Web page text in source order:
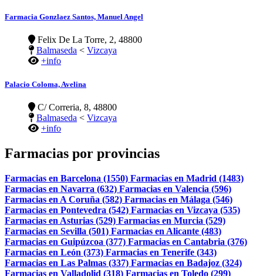
Farmacia Gonzlaez Santos, Manuel Angel
Felix De La Torre, 2, 48800
Balmaseda < Vizcaya
+info
Palacio Coloma, Avelina
C/ Correria, 8, 48800
Balmaseda < Vizcaya
+info
Farmacias por provincias
Farmacias en Barcelona (1550) Farmacias en Madrid (1483)
Farmacias en Navarra (632) Farmacias en Valencia (596)
Farmacias en A Coruña (582) Farmacias en Málaga (546)
Farmacias en Pontevedra (542) Farmacias en Vizcaya (535)
Farmacias en Asturias (529) Farmacias en Murcia (529)
Farmacias en Sevilla (501) Farmacias en Alicante (483)
Farmacias en Guipúzcoa (377) Farmacias en Cantabria (376)
Farmacias en León (373) Farmacias en Tenerife (343)
Farmacias en Las Palmas (337) Farmacias en Badajoz (324)
Farmacias en Valladolid (318) Farmacias en Toledo (299)